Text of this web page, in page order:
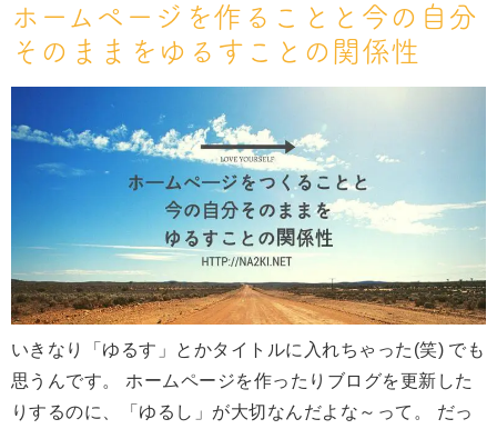
ホームページを作ることと今の自分
そのままをゆるすことの関係性
いきなり「ゆるす」とかタイトルに入れちゃった(笑) でも
思うんです。 ホームページを作ったりブログを更新した
りするのに、「ゆるし」が大切なんだよな～って。 だっ